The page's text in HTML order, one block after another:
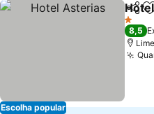
Escolha popular
1
8,5